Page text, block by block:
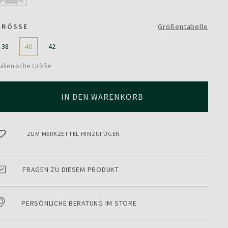
Größentabelle
38 40 42
Größe
IN DEN WARENKORB
ZUM MERKZETTEL HINZUFÜGEN
FRAGEN ZU DIESEM PRODUKT
PERSÖNLICHE BERATUNG IM STORE